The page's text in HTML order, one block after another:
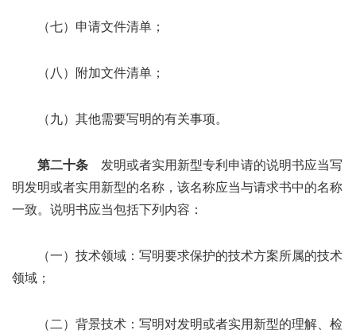
（七）申请文件清单；
（八）附加文件清单；
（九）其他需要写明的有关事项。
第二十条 发明或者实用新型专利申请的说明书应当写
明发明或者实用新型的名称，该名称应当与请求书中的名称
一致。说明书应当包括下列内容：
（一）技术领域：写明要求保护的技术方案所属的技术
领域；
（二）背景技术：写明对发明或者实用新型的理解、检